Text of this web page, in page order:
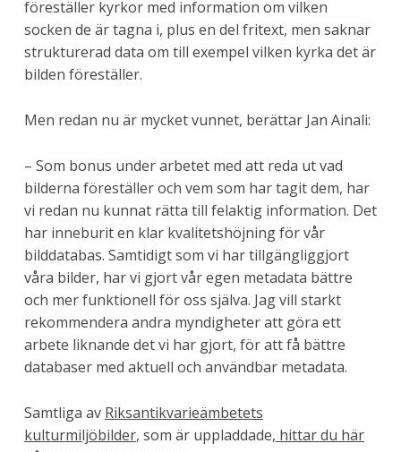
föreställer kyrkor med information om vilken
socken de är tagna i, plus en del fritext, men saknar
strukturerad data om till exempel vilken kyrka det är
bilden föreställer.
Men redan nu är mycket vunnet, berättar Jan Ainali:
– Som bonus under arbetet med att reda ut vad
bilderna föreställer och vem som har tagit dem, har
vi redan nu kunnat rätta till felaktig information. Det
har inneburit en klar kvalitetshöjning för vår
bilddatabas. Samtidigt som vi har tillgängliggjort
våra bilder, har vi gjort vår egen metadata bättre
och mer funktionell för oss själva. Jag vill starkt
rekommendera andra myndigheter att göra ett
arbete liknande det vi har gjort, för att få bättre
databaser med aktuell och användbar metadata.
Samtliga av Riksantikvarieämbetets
kulturmiljöbilder, som är uppladdade, hittar du här